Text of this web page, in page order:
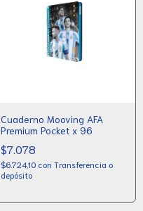
Cuaderno Mooving AFA
Premium Pocket x 96
$7.078
$6.724,10 con Transferencia o
depósito